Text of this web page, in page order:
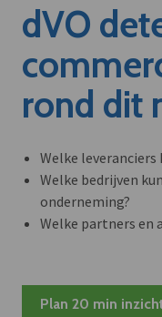
dVO
rond dit
Welke
Welke bedrijven
onderneming?
Welke partners en
Plan 20 min